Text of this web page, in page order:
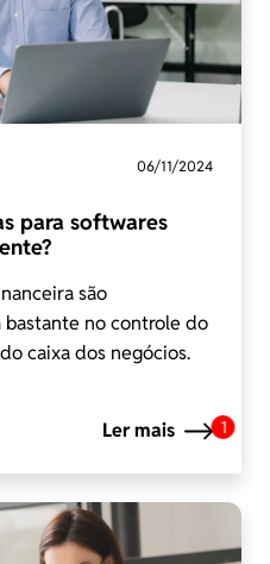
06/11/2024
para softwares
são
no controle do
caixa dos negócios.
Ler mais
1